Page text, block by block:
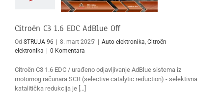
elektronika
Citroën C3 1.6 EDC AdBlue Off
Od STRUJA 96 8. mart 2025' Auto elektronika, Citroën
elektronika
0 Komentara
Citroën C3 1.6 EDC / urađeno odjavljivanje AdBlue sistema iz
motornog računara SCR (selective catalytic reduction) - selektivna
katalitička redukcija je [...]